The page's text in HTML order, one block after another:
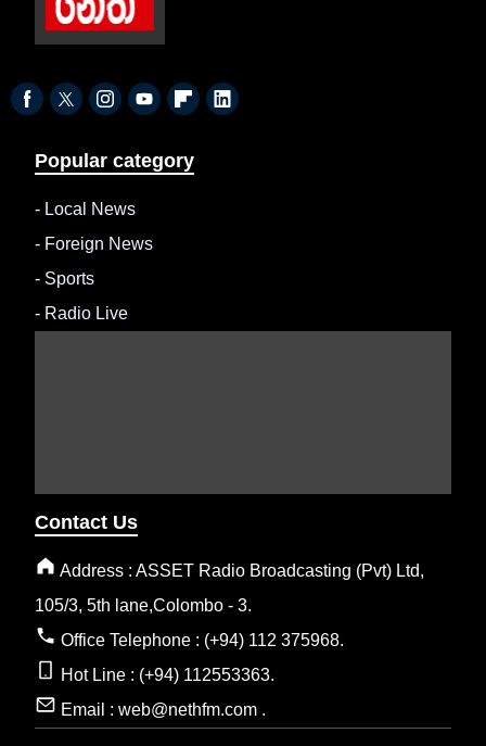
Popular category
- Local News
- Foreign News
- Sports
- Radio Live
Contact Us
Address : ASSET Radio Broadcasting (Pvt) Ltd,
105/3, 5th lane,Colombo - 3.
Office Telephone : (+94) 112 375968.
Hot Line : (+94) 112553363.
Email : web@nethfm.com .